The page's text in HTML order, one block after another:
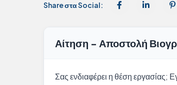
Share στα Social:
Αίτηση - Αποστολή
Σας ενδιαφέρει η θέση εργασίας;